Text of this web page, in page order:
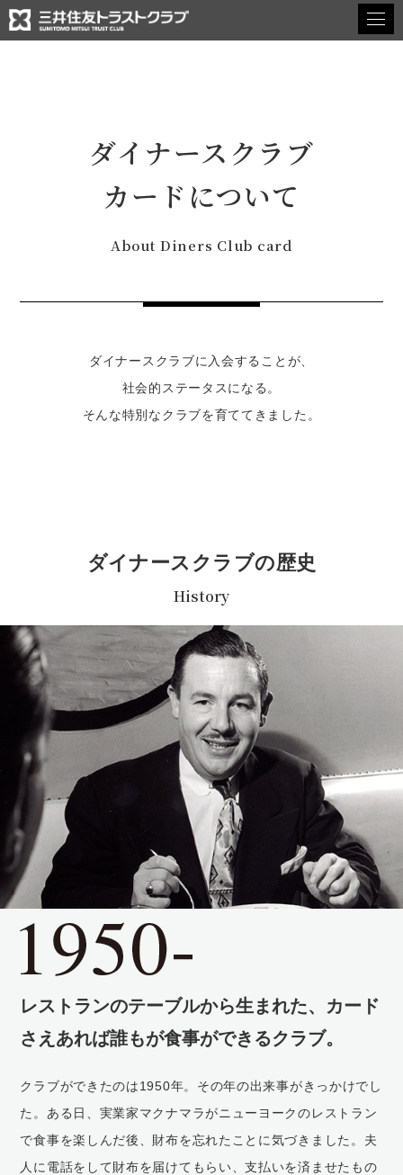
会社を知る
事業・部署を知る
クレジットカード事業について
ダイナースクラブの歴史・サービス
部署紹介
働き方を知る WORK
マーケティング関連の取り組み
CS・CD関連の取り組み
ふるさとときめきプロジェクト
社員の"特別な体験談"
社員アンケート
新入社員の声
社員を知る
個人営業 照井 （2022年入社）
審査 松原 （2020年入社）
ブランド事業企画 伊藤 （2018年入社）
マーケティング 大澤 （2011年入社）
信用管理 大城 （2017年入社）
キャリア・働く環境を知る
CAREER・ENVIRONMENT
OJT （新入社員の育成と先輩社員）
沖縄営業所の3つの部署
ダイナースクラブ
カードについて
About Diners Club card
ダイナースクラブに入会することが、
社会的ステータスになる。
そんな特別なクラブを育ててきました。
ダイナースクラブの歴史
History
レストランのテーブルから生まれた、 カード
さえあれば誰もが食事ができるクラブ。
クラブができたのは1950年。その年の出来事がきっかけでし
た。ある日、実業家マクナマラがニューヨークのレストラン
で食事を楽しんだ後、財布を忘れたことに気づきました。夫
人に電話をして財布を届けてもらい、支払いを済ませたもの